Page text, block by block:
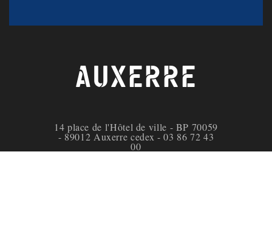
AUXERRE
14 place de l'Hôtel de ville - BP 70059
- 89012 Auxerre cedex - 03 86 72 43
00